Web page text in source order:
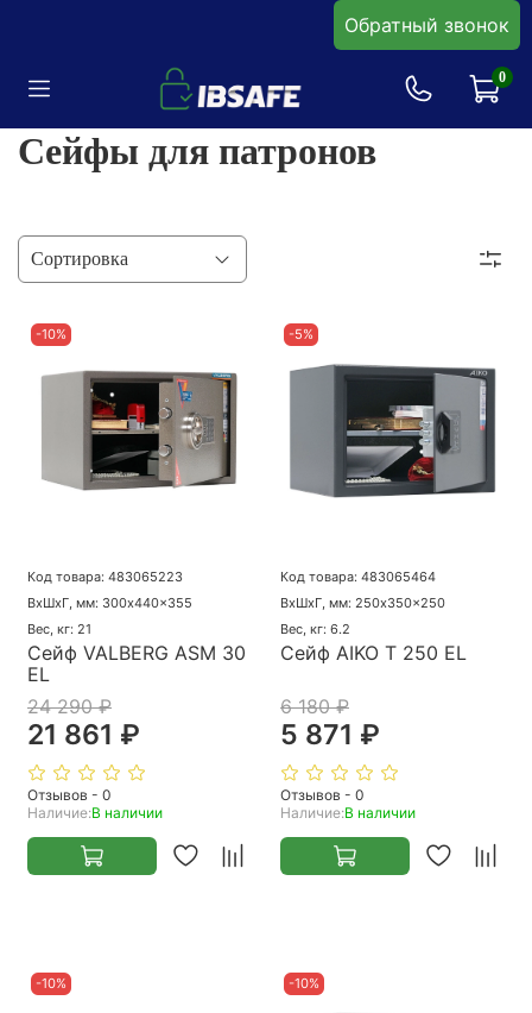
Обратный звонок
0
Сейфы для патронов
-10%
Код товара: 483065223
ВхШхГ, мм: 300x440x355
Вес, кг: 21
Сейф VALBERG ASM 30
EL
24 290 ₽
21 861 ₽
Отзывов - 0
Наличие:В наличии
-5%
Код товара: 483065464
ВхШхГ, мм: 250x350x250
Вес, кг: 6.2
Сейф AIKO T 250 EL
6 180 ₽
5 871 ₽
Отзывов - 0
Наличие:В наличии
-10% -10%